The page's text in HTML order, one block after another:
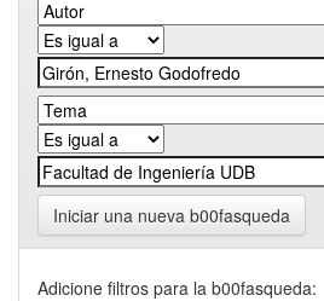
Iniciar una nueva b00fasqueda
Adicione filtros para la b00fasqueda: